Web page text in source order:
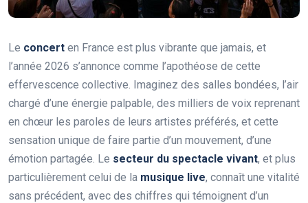
Le concert en France est plus vibrante que jamais, et
l’année 2026 s’annonce comme l’apothéose de cette
effervescence collective. Imaginez des salles bondées, l’air
chargé d’une énergie palpable, des milliers de voix reprenant
en chœur les paroles de leurs artistes préférés, et cette
sensation unique de faire partie d’un mouvement, d’une
émotion partagée. Le secteur du spectacle vivant, et plus
particulièrement celui de la musique live, connaît une vitalité
sans précédent, avec des chiffres qui témoignent d’un